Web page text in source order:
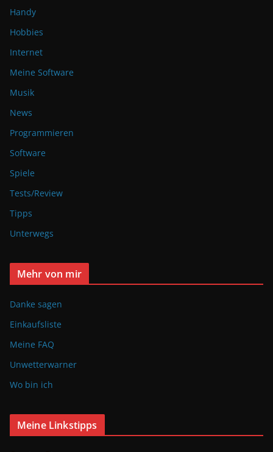
Handy
Hobbies
Internet
Meine Software
Musik
News
Programmieren
Software
Spiele
Tests/Review
Tipps
Unterwegs
Mehr von mir
Danke sagen
Einkaufsliste
Meine FAQ
Unwetterwarner
Wo bin ich
Meine Linkstipps